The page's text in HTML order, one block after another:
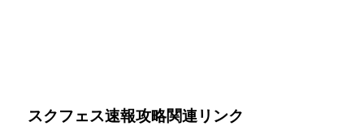
スクフェス速報攻略関連リンク